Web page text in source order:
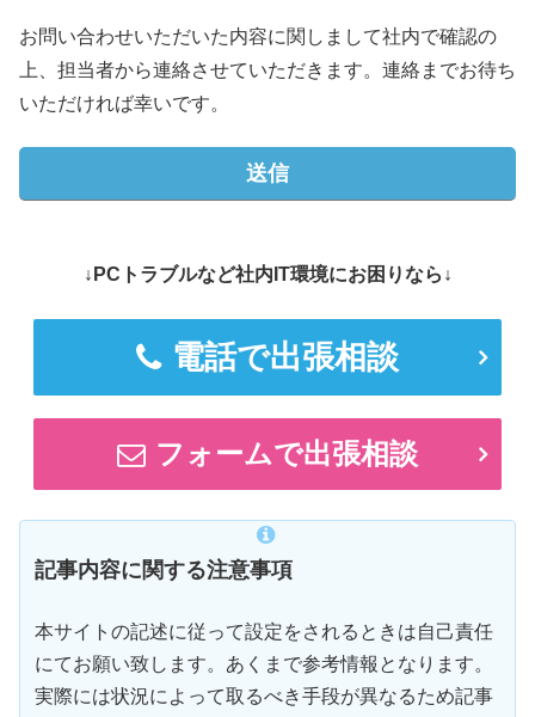
お問い合わせいただいた内容に関しまして社内で確認の
上、担当者から連絡させていただきます。連絡までお待ち
いただければ幸いです。
↓PCトラブルなど社内IT環境にお困りなら↓
電話で出張相談
フォームで出張相談
記事内容に関する注意事項
本サイトの記述に従って設定をされるときは自己責任
にてお願い致します。あくまで参考情報となります。
実際には状況によって取るべき手段が異なるため記事